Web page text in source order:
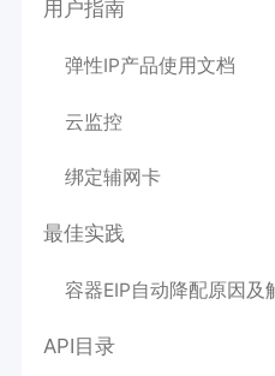
用户指南
弹性IP产品使用文档
云监控
绑定辅网卡
最佳实践
容器EIP自动降配原因及
API目录